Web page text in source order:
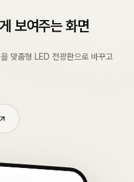
보여주는 화면
맞춤형 LED 전광판으로 바꾸고